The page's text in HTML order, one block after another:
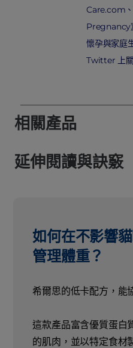
Care.com
Pregnancy
懷孕與家庭
Twitter 上
相關產品
延伸閱讀與訣竅
如何在不影響
管理體重？
希爾思的低卡配方，能
這款產品富含優質蛋白
的肌肉，並以特定食材